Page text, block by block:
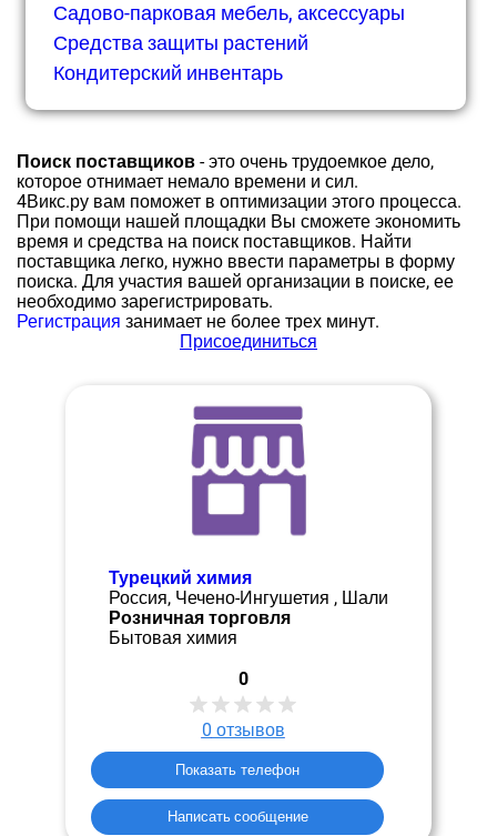
Садово-парковая мебель, аксессуары
Средства защиты растений
Кондитерский инвентарь
Поиск поставщиков - это очень трудоемкое дело,
которое отнимает немало времени и сил.
4Викс.ру вам поможет в оптимизации этого процесса.
При помощи нашей площадки Вы сможете экономить
время и средства на поиск поставщиков. Найти
поставщика легко, нужно ввести параметры в форму
поиска. Для участия вашей организации в поиске, ее
необходимо зарегистрировать.
Регистрация занимает не более трех минут.
Присоединиться
Турецкий химия
Россия, Чечено-Ингушетия , Шали
Розничная торговля
Бытовая химия
0
0 отзывов
Показать телефон
Написать сообщение